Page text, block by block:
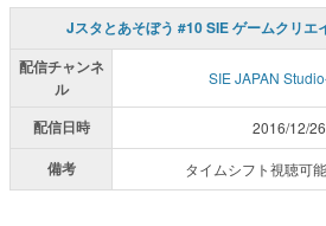
Jスタとあそぼう #10 SIE ゲームクリエ
配信チャンネ
ル
SIE JAPAN
配信日時 2016/12/
備考 タイムシフト視聴可